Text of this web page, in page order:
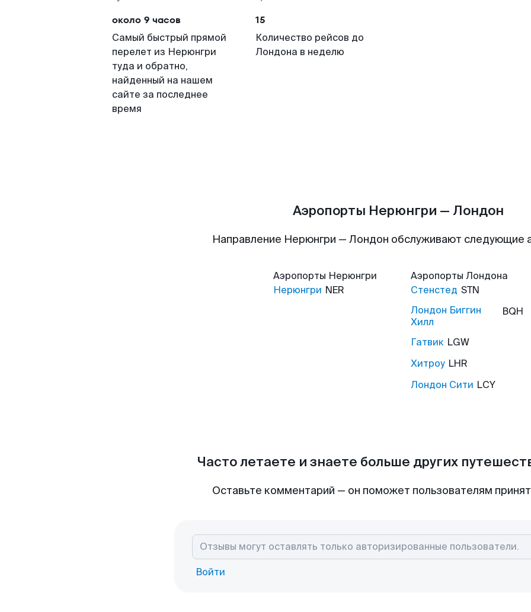
около 9 часов
Самый быстрый прямой
перелет из Нерюнгри
туда и обратно,
найденный на нашем
сайте за последнее
время
15
Количество рейсов до
Лондона в неделю
Аэропорты Нерюнгри — Лондон
Направление Нерюнгри — Лондон обслуживают следующие
Аэропорты Нерюнгри
Нерюнгри NER
Аэропорты Лондона
Стенстед STN
Лондон Биггин
Хилл
BQH
Гатвик LGW
Хитроу LHR
Лондон Сити LCY
Часто летаете и знаете больше других
Оставьте комментарий — он поможет пользователям
Войти